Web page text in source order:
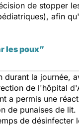
de stopper
afin
les poux”
durant la journée,
de l'hôpital
a permis une
de punaises de lit.
de désinfecter